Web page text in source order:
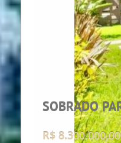
R$ 1.180.000,00